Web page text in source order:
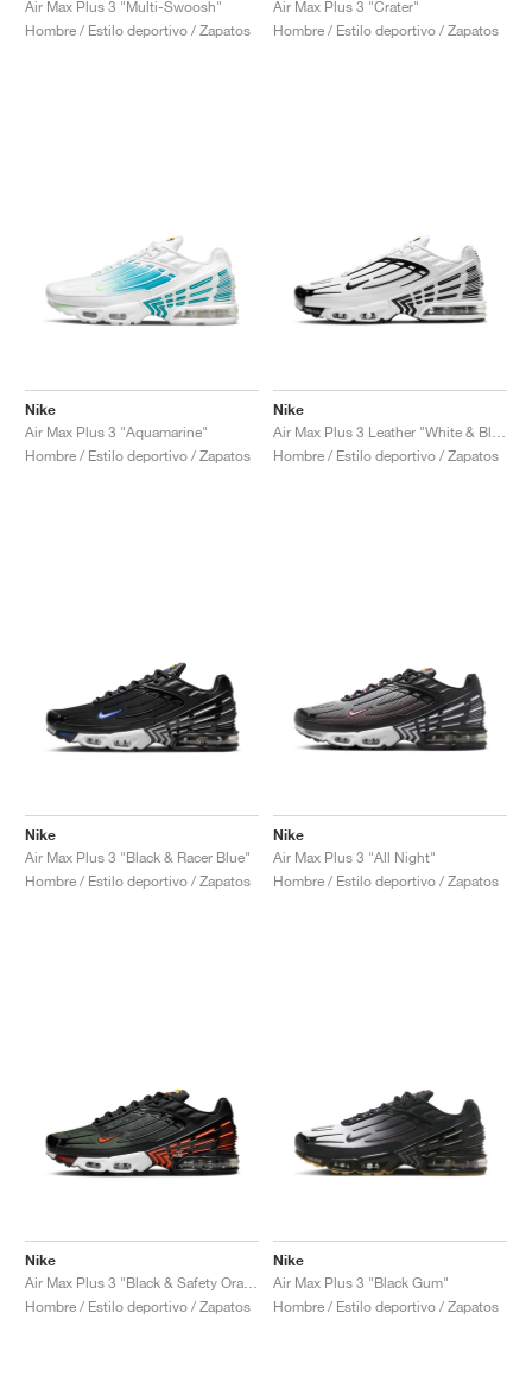
Air Max Plus 3 "Multi-Swoosh"
Hombre / Estilo deportivo / Zapatos
Air Max Plus 3 "Crater"
Hombre / Estilo deportivo / Zapatos
Nike
Air Max Plus 3 "Aquamarine"
Hombre / Estilo deportivo / Zapatos
Nike
Hombre / Estilo deportivo / Zapatos
Nike
Air Max Plus 3 "Black & Racer Blue"
Hombre / Estilo deportivo / Zapatos
Nike
Air Max Plus 3 "All Night"
Hombre / Estilo deportivo / Zapatos
Nike
Hombre / Estilo deportivo / Zapatos
Nike
Air Max Plus 3 "Black Gum"
Hombre / Estilo deportivo / Zapatos